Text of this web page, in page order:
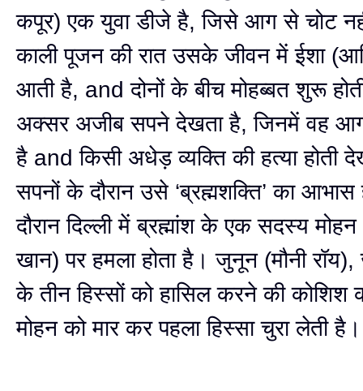
कपूर) एक युवा डीजे है, जिसे आग से चोट
काली पूजन की रात उसके जीवन में ईशा
आती है, and दोनों के बीच मोहब्बत शुरू
अक्सर अजीब सपने देखता है, जिनमें वह आग
है and किसी अधेड़ व्यक्ति की हत्या होती
सपनों के दौरान उसे ‘ब्रह्मशक्ति’ का आभास
दौरान दिल्ली में ब्रह्मांश के एक सदस्य
खान) पर हमला होता है। जुनून (मौनी रॉय),
के तीन हिस्सों को हासिल करने की कोशिश
मोहन को मार कर पहला हिस्सा चुरा लेती है।